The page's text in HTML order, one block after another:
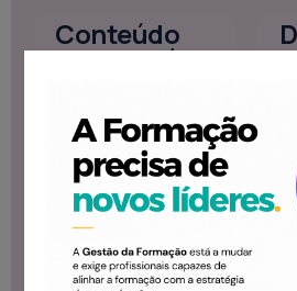
Conteúdo
Programático
Características
da Linguagem:
Java Virtual
Machine
Interpretada
Portabilidade